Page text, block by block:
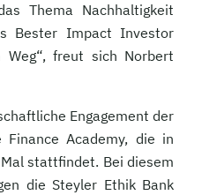
Thema Nachhaltigkeit
Bester Impact Investor
freut sich Norbert
Engagement der
Academy, die in
stattfindet. Bei diesem
die Steyler Ethik Bank